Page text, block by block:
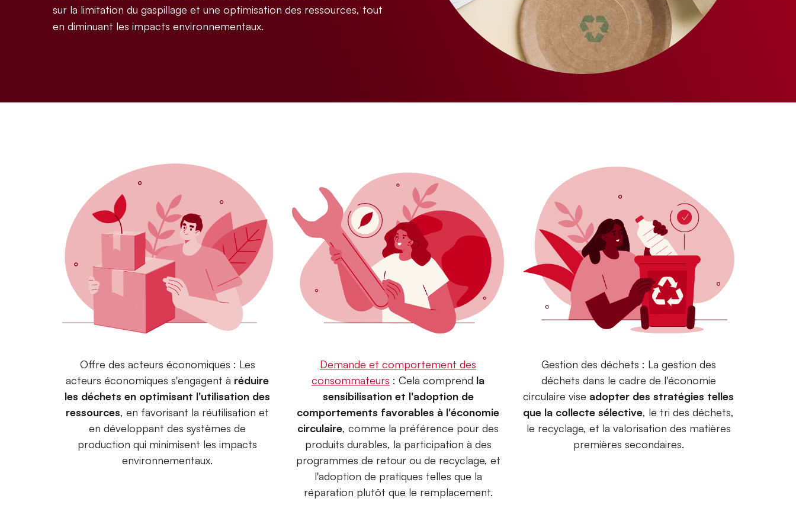
sur la limitation du gaspillage et une optimisation des ressources, tout
en diminuant les impacts environnementaux.
Offre des acteurs économiques : Les
acteurs économiques s'engagent à réduire
les déchets en optimisant l'utilisation des
ressources, en favorisant la réutilisation et
en développant des systèmes de
production qui minimisent les impacts
environnementaux.
Demande et comportement des
consommateurs : Cela comprend la
sensibilisation et l'adoption de
comportements favorables à l'économie
circulaire, comme la préférence pour des
produits durables, la participation à des
programmes de retour ou de recyclage, et
l'adoption de pratiques telles que la
réparation plutôt que le remplacement.
Gestion des déchets : La gestion des
déchets dans le cadre de l'économie
circulaire vise adopter des stratégies telles
que la collecte sélective, le tri des déchets,
le recyclage, et la valorisation des matières
premières secondaires.